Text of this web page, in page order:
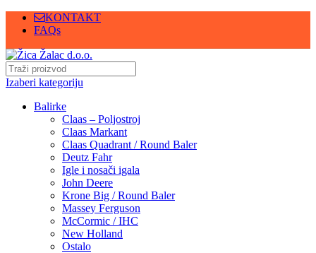
KONTAKT
FAQs
Izaberi kategoriju
Balirke
Claas – Poljostroj
Claas Markant
Claas Quadrant / Round Baler
Deutz Fahr
Igle i nosači igala
John Deere
Krone Big / Round Baler
Massey Ferguson
McCormic / IHC
New Holland
Ostalo